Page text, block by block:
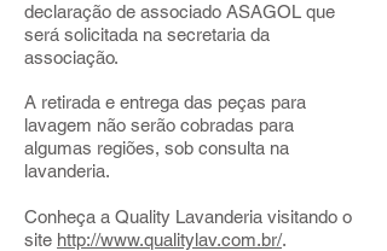
declaração de associado ASAGOL que
será solicitada na secretaria da
associação.
A retirada e entrega das peças para
lavagem não serão cobradas para
algumas regiões, sob consulta na
lavanderia.
Conheça a Quality Lavanderia visitando o
site http://www.qualitylav.com.br/.